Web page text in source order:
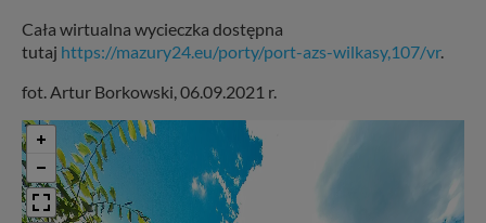
Cała wirtualna wycieczka dostępna
tutaj https://mazury24.eu/porty/port-azs-wilkasy,107/vr.
fot. Artur Borkowski, 06.09.2021 r.